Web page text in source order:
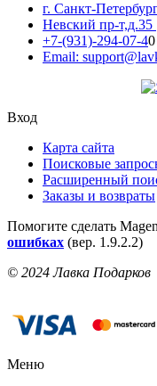
г. Санкт-
Невский пр-т,д.35
+7-(931)-294-07-40
Email:
Вход
Карта сайта
Поисковые
Расширенный
Заказы и возвраты
Помогите сделать
ошибках (вер. 1.9.2.2)
© 2024 Лавка Подарков
Меню